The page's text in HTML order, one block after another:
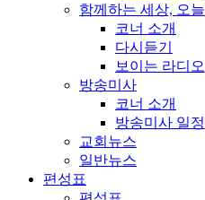
함께하는 세상, 오늘
코너 소개
다시듣기
보이는 라디오
방송미사
코너 소개
방송미사 일정
교회뉴스
일반뉴스
편성표